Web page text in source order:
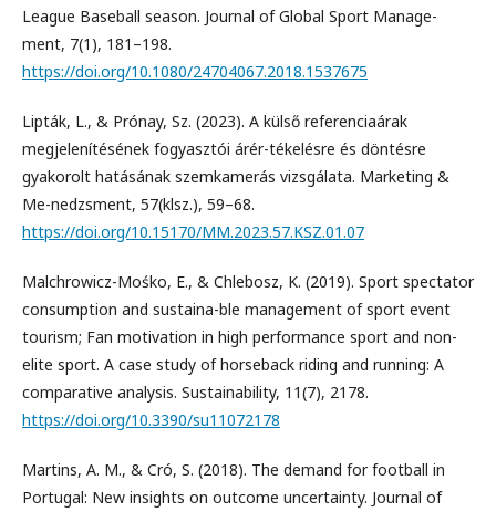
League Baseball season. Journal of Global Sport Manage-
ment, 7(1), 181–198.
https://doi.org/10.1080/24704067.2018.1537675
Lipták, L., & Prónay, Sz. (2023). A külső referenciaárak
megjelenítésének fogyasztói árér-tékelésre és döntésre
gyakorolt hatásának szemkamerás vizsgálata. Marketing &
Me-nedzsment, 57(klsz.), 59–68.
https://doi.org/10.15170/MM.2023.57.KSZ.01.07
Malchrowicz-Mośko, E., & Chlebosz, K. (2019). Sport spectator
consumption and sustaina-ble management of sport event
tourism; Fan motivation in high performance sport and non-
elite sport. A case study of horseback riding and running: A
comparative analysis. Sustainability, 11(7), 2178.
https://doi.org/10.3390/su11072178
Martins, A. M., & Cró, S. (2018). The demand for football in
Portugal: New insights on outcome uncertainty. Journal of